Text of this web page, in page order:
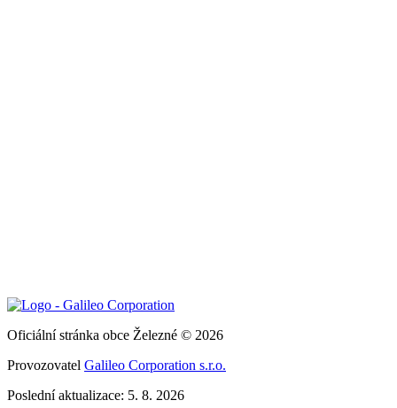
Oficiální stránka obce Železné © 2026
Provozovatel Galileo Corporation s.r.o.
Poslední aktualizace: 5. 8. 2026